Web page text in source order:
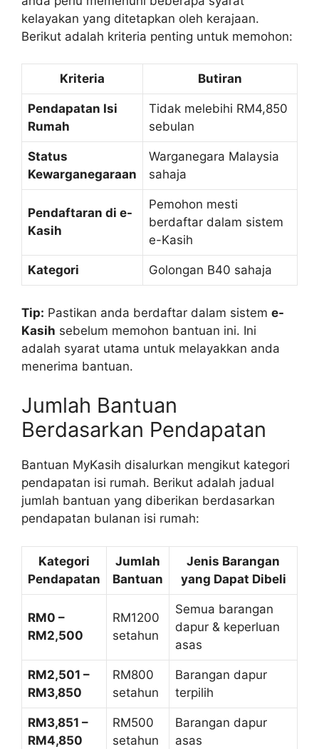
kelayakan yang ditetapkan oleh kerajaan.
Berikut adalah kriteria penting untuk memohon:
Kriteria Butiran
Pendapatan Isi
Rumah
Tidak melebihi RM4,850
sebulan
Status
Kewarganegaraan
Warganegara Malaysia
sahaja
Pendaftaran di e-
Kasih
Pemohon mesti
berdaftar dalam sistem
e-Kasih
Kategori Golongan B40 sahaja
Tip: Pastikan anda berdaftar dalam sistem e-
Kasih sebelum memohon bantuan ini. Ini
adalah syarat utama untuk melayakkan anda
menerima bantuan.
Jumlah Bantuan
Berdasarkan Pendapatan
Bantuan MyKasih disalurkan mengikut kategori
pendapatan isi rumah. Berikut adalah jadual
jumlah bantuan yang diberikan berdasarkan
pendapatan bulanan isi rumah:
Kategori
Pendapatan
Jumlah
Bantuan
Jenis Barangan
yang Dapat Dibeli
RM0 –
RM2,500
RM1200
setahun
Semua barangan
dapur & keperluan
asas
RM2,501 –
RM3,850
RM800
setahun
Barangan dapur
terpilih
RM3,851 –
RM4,850
RM500
setahun
Barangan dapur
asas